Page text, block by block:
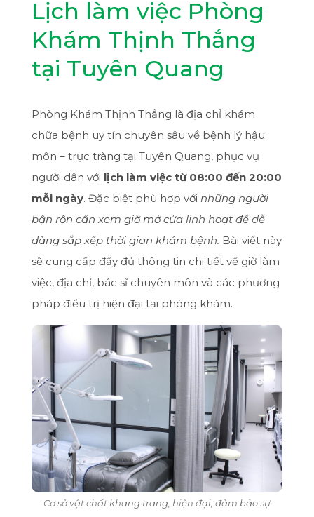
Lịch làm việc Phòng
Khám Thịnh Thắng
tại Tuyên Quang
Phòng Khám Thịnh Thắng là địa chỉ khám
chữa bệnh uy tín chuyên sâu về bệnh lý hậu
môn – trực tràng tại Tuyên Quang, phục vụ
người dân với lịch làm việc từ 08:00 đến 20:00
mỗi ngày. Đặc biệt phù hợp với những người
bận rộn cần xem giờ mở cửa linh hoạt để dễ
dàng sắp xếp thời gian khám bệnh. Bài viết này
sẽ cung cấp đầy đủ thông tin chi tiết về giờ làm
việc, địa chỉ, bác sĩ chuyên môn và các phương
pháp điều trị hiện đại tại phòng khám.
Cơ sở vật chất khang trang, hiện đại, đảm bảo sự